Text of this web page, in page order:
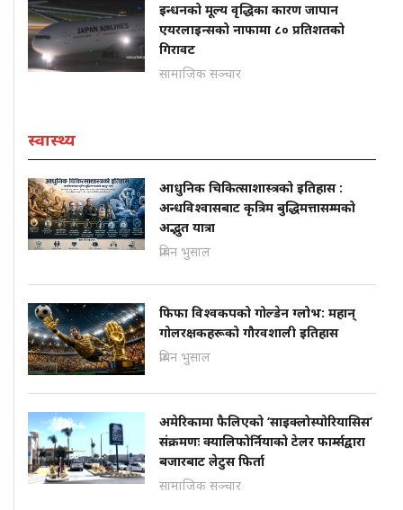
इन्धनको मूल्य वृद्धिका कारण जापान
एयरलाइन्सको नाफामा ८० प्रतिशतको
गिरावट
सामाजिक सञ्चार
स्वास्थ्य
आधुनिक चिकित्साशास्त्रको इतिहास :
अन्धविश्वासबाट कृत्रिम बुद्धिमत्तासम्मको
अद्भुत यात्रा
प्रबिन भुसाल
फिफा विश्वकपको गोल्डेन ग्लोभ: महान्
गोलरक्षकहरूको गौरवशाली इतिहास
प्रबिन भुसाल
अमेरिकामा फैलिएको ‘साइक्लोस्पोरियासिस’
संक्रमणः क्यालिफोर्नियाको टेलर फार्म्सद्वारा
बजारबाट लेटुस फिर्ता
सामाजिक सञ्चार